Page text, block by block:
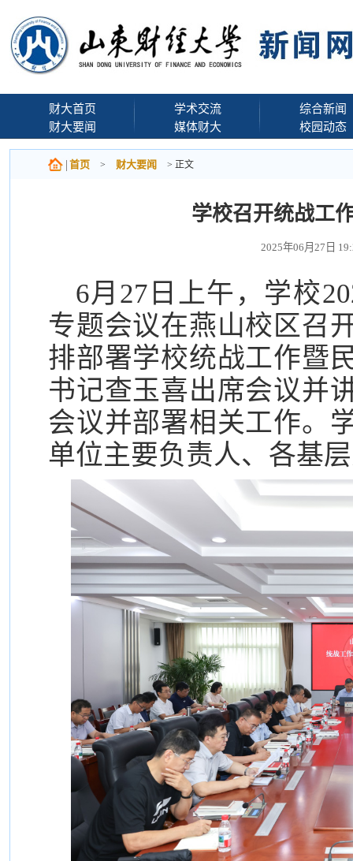
财大首页
财大要闻
学术交流
媒体财大
综合新闻
校园动态
首页 > 财大要闻 > 正文
学校召开统战工
2025年06月27日
6月27日上午，学校
专题会议在燕山校区召
排部署学校统战工作暨
书记查玉喜出席会议并
会议并部署相关工作。
单位主要负责人、各基